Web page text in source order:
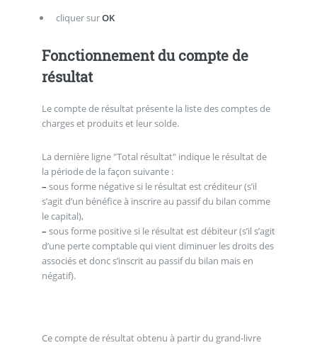
cliquer surOK
Fonctionnement du compte de
résultat
Le compte de résultat présente la liste des comptes de
charges et produits et leur solde.
La dernière ligne "Total résultat" indique le résultat de
la période de la façon suivante :
– sous forme négative si le résultat est créditeur (s’il
s’agit d’un bénéfice à inscrire au passif du bilan comme
le capital),
– sous forme positive si le résultat est débiteur (s’il s’agit
d’une perte comptable qui vient diminuer les droits des
associés et donc s’inscrit au passif du bilan mais en
négatif).
Ce compte de résultat obtenu à partir du grand-livre